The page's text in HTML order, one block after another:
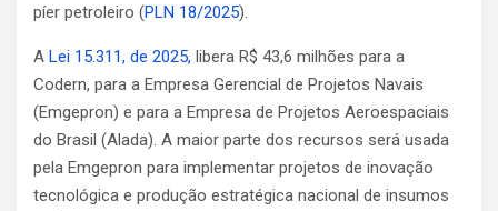
píer petroleiro (PLN 18/2025).
A Lei 15.311, de 2025, libera R$ 43,6 milhões para a
Codern, para a Empresa Gerencial de Projetos Navais
(Emgepron) e para a Empresa de Projetos Aeroespaciais
do Brasil (Alada). A maior parte dos recursos será usada
pela Emgepron para implementar projetos de inovação
tecnológica e produção estratégica nacional de insumos